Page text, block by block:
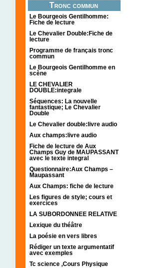
Tronc commun
Le Bourgeois Gentilhomme:
Fiche de lecture
Le Chevalier Double:Fiche de
lecture
Programme de français tronc
commun
Le Bourgeois Gentilhomme en
scène
LE CHEVALIER
DOUBLE:integrale
Séquences: La nouvelle
fantastique; Le Chevalier
Double
Le Chevalier double:livre audio
Aux champs:livre audio
Fiche de lecture de Aux
Champs Guy de MAUPASSANT
avec le texte integral
Questionnaire:Aux Champs –
Maupassant
Aux Champs: fiche de lecture
Les figures de style; cours et
exercices
LA SUBORDONNEE RELATIVE
Lexique du théâtre
La poésie en vers libres
Rédiger un texte argumentatif
avec exemples
Tc science ,Cours Physique